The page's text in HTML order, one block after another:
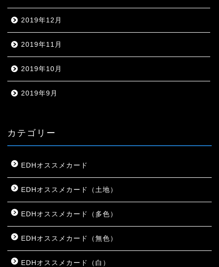
2019年12月
2019年11月
2019年10月
2019年9月
カテゴリー
EDHオススメカード
EDHオススメカード（土地）
EDHオススメカード（多色）
EDHオススメカード（無色）
EDHオススメカード（白）